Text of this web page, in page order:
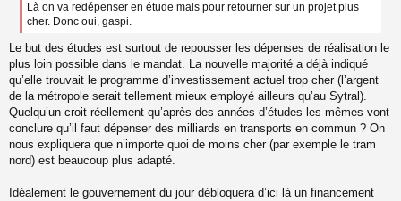
g
e
n
o
n
l
u
Là on va redépenser en étude mais pour retourner sur un projet plus
cher. Donc oui, gaspi.
Le but des études est surtout de repousser les dépenses de réalisation le
plus loin possible dans le mandat. La nouvelle majorité a déjà indiqué
qu’elle trouvait le programme d’investissement actuel trop cher (l’argent
de la métropole serait tellement mieux employé ailleurs qu’au Sytral).
Quelqu’un croit réellement qu’après des années d’études les mêmes vont
conclure qu’il faut dépenser des milliards en transports en commun ? On
nous expliquera que n’importe quoi de moins cher (par exemple le tram
nord) est beaucoup plus adapté.
Idéalement le gouvernement du jour débloquera d’ici là un financement